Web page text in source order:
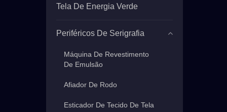
Tela De Energia Verde
Periféricos De Serigrafia
Máquina De Revestimento
De Emulsão
Afiador De Rodo
Esticador De Tecido De Tela